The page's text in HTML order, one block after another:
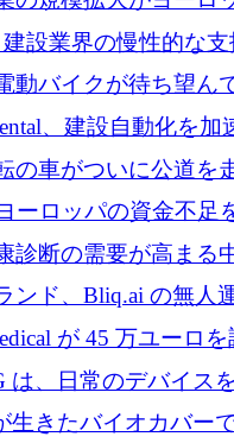
者を生み出す、アン
建設業界の慢性的な
ために 290 万ポンド
動バイクが待ち望ん
ットワークを構築し
、建設自動化を加
で 3,200 万ドルを確
の車がついに公道を
リードしようとして
ーロッパの資金不足
Aで450万ユーロを調
診断の需要が高まる
ルを調達
ンド、Bliq.ai の無人
が 45 万ユーロ
リングを自動化する
は、日常のデバイス
ンに変えるために 16
生きたバイオカバー